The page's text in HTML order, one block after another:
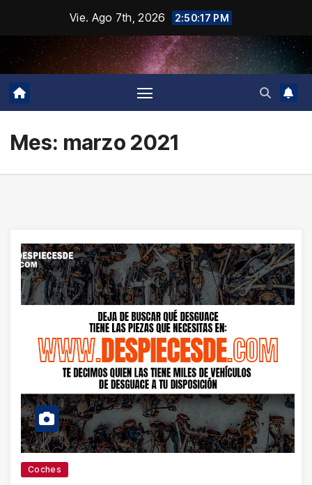
contenido
Vie. Ago 7th, 2026 2:50:17 PM
Mes: marzo 2021
Coches